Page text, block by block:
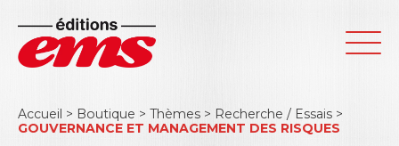
Accueil > Boutique > Thèmes > Recherche / Essais >
GOUVERNANCE ET MANAGEMENT DES RISQUES